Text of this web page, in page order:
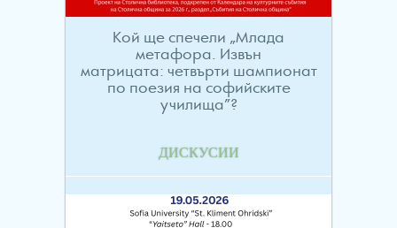
Кой ще спечели „Млада
метафора. Извън
матрицата: четвърти шампионат
по поезия на софийските
училища”?
ДИСКУСИИ